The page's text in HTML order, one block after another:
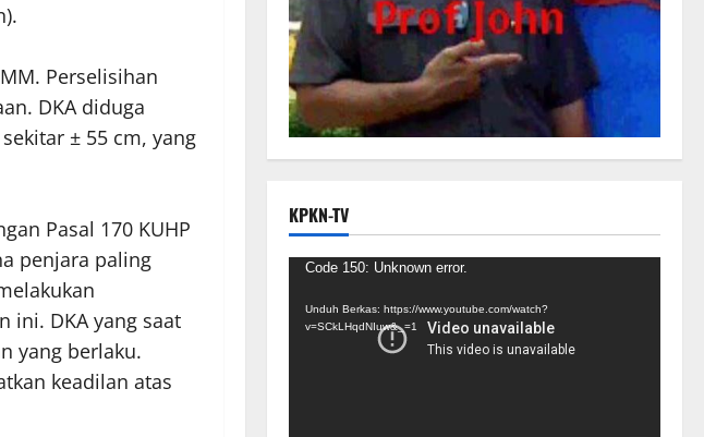
Perselisihan
DKA diduga
± 55 cm, yang
Pasal 170 KUHP
penjara paling
ini. DKA yang saat
yang berlaku.
keadilan atas
KPKN-TV
Pemutar
Code 150: Unknown error.
Unduh Berkas: https://www.youtube.com/watch?
v=SCkLHqdNIuw&_=1